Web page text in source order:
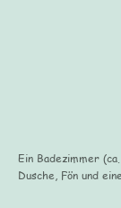
Ein Badezimmer
Dusche, Fön und